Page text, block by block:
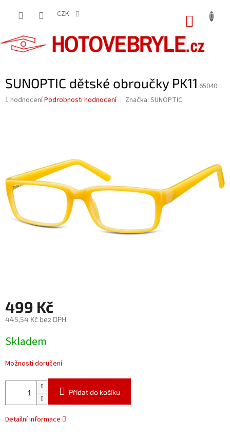
CZK
SUNOPTIC dětské obroučky PK11 65040
Průměrné
hvězdiček.
1 hodnoceníPodrobnosti hodnocení Značka: SUNOPTIC
499 Kč
445,54 Kč bez DPH
cena:
Skladem
Možnosti doručení
Přidat do košíku
Detailní informace